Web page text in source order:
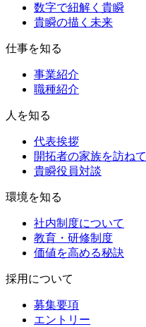
数字で紐解く貴瞬
貴瞬の描く未来
仕事を知る
事業紹介
職種紹介
人を知る
代表挨拶
開拓者の家族を訪ねて
貴瞬役員対談
環境を知る
社内制度について
教育・研修制度
価値を高める秘訣
採用について
募集要項
エントリー